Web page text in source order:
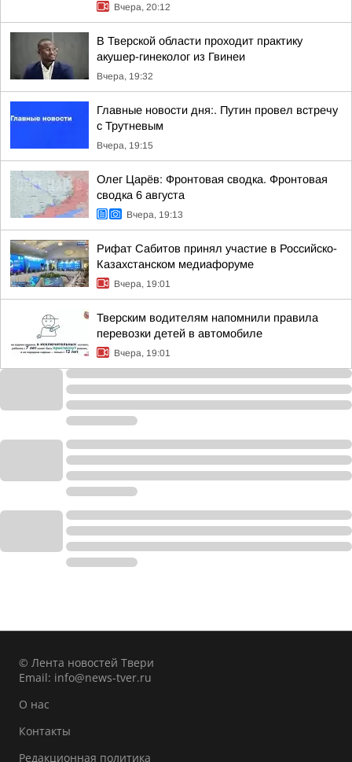
Вчера, 20:12
В Тверской области проходит практику
акушер-гинеколог из Гвинеи
Вчера, 19:32
Главные новости дня:. Путин провел встречу
с Трутневым
Вчера, 19:15
Олег Царёв: Фронтовая сводка. Фронтовая
сводка 6 августа
Вчера, 19:13
Рифат Сабитов принял участие в Российско-
Казахстанском медиафоруме
Вчера, 19:01
Тверским водителям напомнили правила
перевозки детей в автомобиле
Вчера, 19:01
© Лента новостей Твери
Email: info@news-tver.ru
О нас
Контакты
Редакционная политика